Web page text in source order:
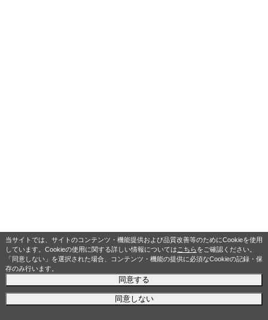
当サイトでは、サイトのコンテンツ・機能提供および品質改善等のためにCookieを使用
しています。Cookieの使用に関する詳しい情報については こちらをご確認ください。
「同意しない」を選択された場合、コンテンツ・機能の提供に必須なCookieの記録・保
存のみ行います。
同意する
同意しない